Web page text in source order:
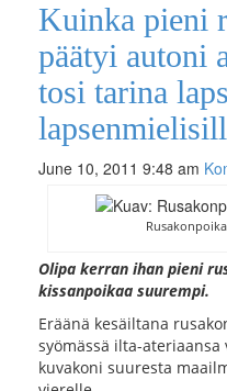
Kuinka pieni
päätyi autoni
tosi tarina
June 10, 2011 9:48 am
Olipa kerran ihan pieni
kissanpoikaa suurempi.
Eräänä kesäiltana
syömässä ilta-
kuvakoni suuresta